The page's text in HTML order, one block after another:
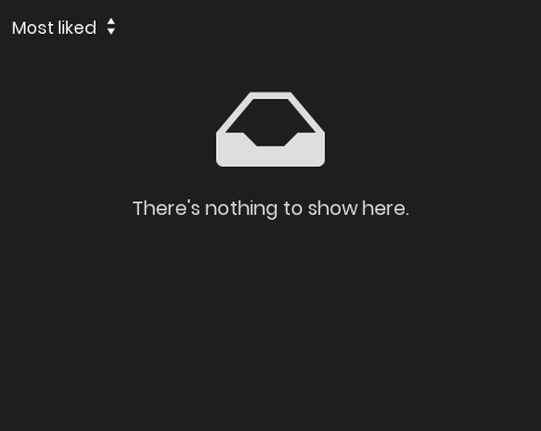
Most liked
There's nothing to show here.